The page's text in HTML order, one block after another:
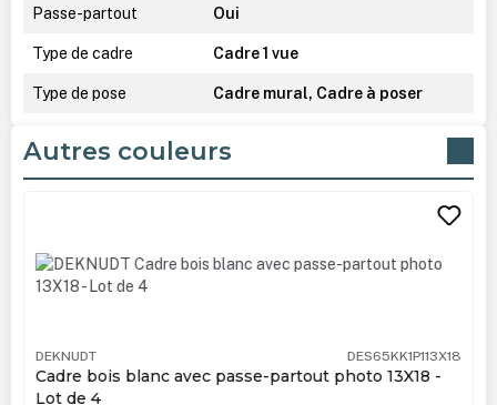
Passe-partout Oui
Type de cadre Cadre 1 vue
Type de pose Cadre mural, Cadre à poser
Autres couleurs
DEKNUDT DES65KK1P113X18
Cadre bois blanc avec passe-partout photo 13X18 -
Lot de 4